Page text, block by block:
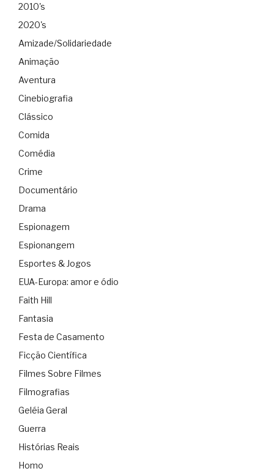
2010's
2020's
Amizade/Solidariedade
Animação
Aventura
Cinebiografia
Clássico
Comida
Comédia
Crime
Documentário
Drama
Espionagem
Espionangem
Esportes & Jogos
EUA-Europa: amor e ódio
Faith Hill
Fantasia
Festa de Casamento
Ficção Científica
Filmes Sobre Filmes
Filmografias
Geléia Geral
Guerra
Histórias Reais
Homo